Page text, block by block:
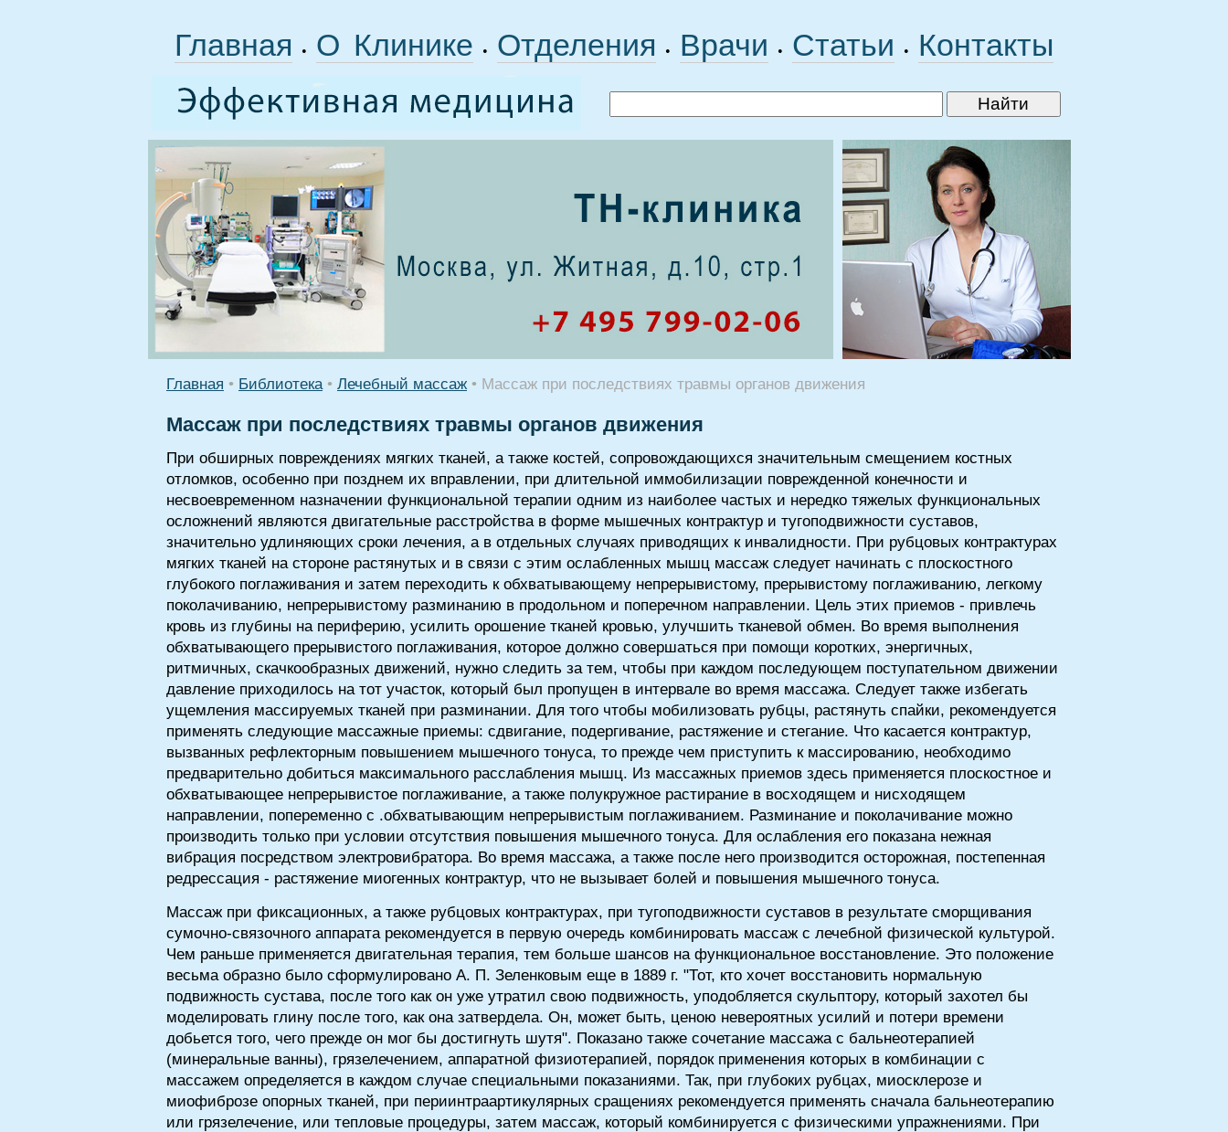
Главная • О Клинике • Отделения • Врачи • Статьи • Контакты
Главная • Библиотека • Лечебный массаж • Массаж при последствиях травмы органов движения
Массаж при последствиях травмы органов движения
При обширных повреждениях мягких тканей, а также костей, сопровождающихся значительным смещением костных
отломков, особенно при позднем их вправлении, при длительной иммобилизации поврежденной конечности и
несвоевременном назначении функциональной терапии одним из наиболее частых и нередко тяжелых функциональных
осложнений являются двигательные расстройства в форме мышечных контрактур и тугоподвижности суставов,
значительно удлиняющих сроки лечения, а в отдельных случаях приводящих к инвалидности. При рубцовых контрактурах
мягких тканей на стороне растянутых и в связи с этим ослабленных мышц массаж следует начинать с плоскостного
глубокого поглаживания и затем переходить к обхватывающему непрерывистому, прерывистому поглаживанию, легкому
поколачиванию, непрерывистому разминанию в продольном и поперечном направлении. Цель этих приемов - привлечь
кровь из глубины на периферию, усилить орошение тканей кровью, улучшить тканевой обмен. Во время выполнения
обхватывающего прерывистого поглаживания, которое должно совершаться при помощи коротких, энергичных,
ритмичных, скачкообразных движений, нужно следить за тем, чтобы при каждом последующем поступательном движении
давление приходилось на тот участок, который был пропущен в интервале во время массажа. Следует также избегать
ущемления массируемых тканей при разминании. Для того чтобы мобилизовать рубцы, растянуть спайки, рекомендуется
применять следующие массажные приемы: сдвигание, подергивание, растяжение и стегание. Что касается контрактур,
вызванных рефлекторным повышением мышечного тонуса, то прежде чем приступить к массированию, необходимо
предварительно добиться максимального расслабления мышц. Из массажных приемов здесь применяется плоскостное и
обхватывающее непрерывистое поглаживание, а также полукружное растирание в восходящем и нисходящем
направлении, попеременно с .обхватывающим непрерывистым поглаживанием. Разминание и поколачивание можно
производить только при условии отсутствия повышения мышечного тонуса. Для ослабления его показана нежная
вибрация посредством электровибратора. Во время массажа, а также после него производится осторожная, постепенная
редрессация - растяжение миогенных контрактур, что не вызывает болей и повышения мышечного тонуса.
Массаж при фиксационных, а также рубцовых контрактурах, при тугоподвижности суставов в результате сморщивания
сумочно-связочного аппарата рекомендуется в первую очередь комбинировать массаж с лечебной физической культурой.
Чем раньше применяется двигательная терапия, тем больше шансов на функциональное восстановление. Это положение
весьма образно было сформулировано А. П. Зеленковым еще в 1889 г. "Тот, кто хочет восстановить нормальную
подвижность сустава, после того как он уже утратил свою подвижность, уподобляется скульптору, который захотел бы
моделировать глину после того, как она затвердела. Он, может быть, ценою невероятных усилий и потери времени
добьется того, чего прежде он мог бы достигнуть шутя". Показано также сочетание массажа с бальнеотерапией
(минеральные ванны), грязелечением, аппаратной физиотерапией, порядок применения которых в комбинации с
массажем определяется в каждом случае специальными показаниями. Так, при глубоких рубцах, миосклерозе и
миофиброзе опорных тканей, при периинтраартикулярных сращениях рекомендуется применять сначала бальнеотерапию
или грязелечение, или тепловые процедуры, затем массаж, который комбинируется с физическими упражнениями. При